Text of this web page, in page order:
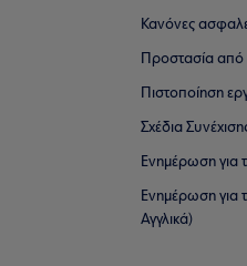
Κανόνες
Προστασία από
Πιστοποίηση
Σχέδια
Ενημέρωση για
Ενημέρωση για
Αγγλικά)